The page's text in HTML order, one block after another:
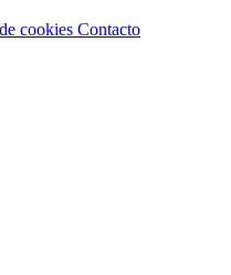
cookies Contacto